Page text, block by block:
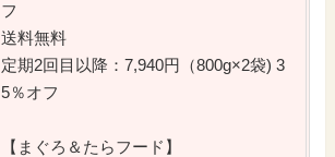
フ
送料無料
定期2回目以降：7,940円（800g×2袋) 3
5％オフ
【まぐろ＆たらフード】